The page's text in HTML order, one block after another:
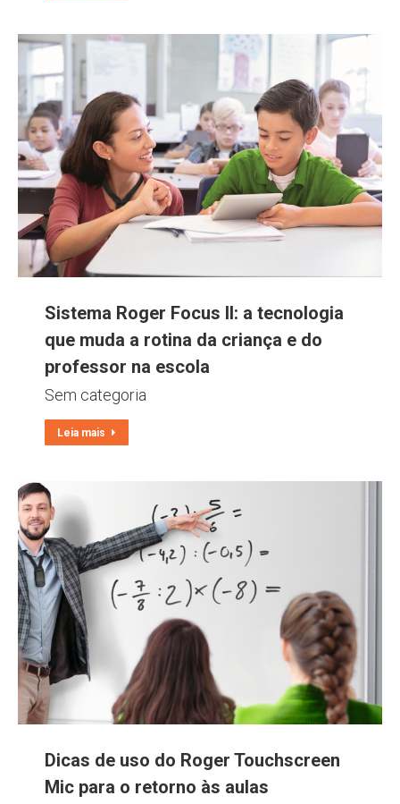
Sistema Roger Focus II: a tecnologia
que muda a rotina da criança e do
professor na escola
Sem categoria
Leia mais
Dicas de uso do Roger Touchscreen
Mic para o retorno às aulas